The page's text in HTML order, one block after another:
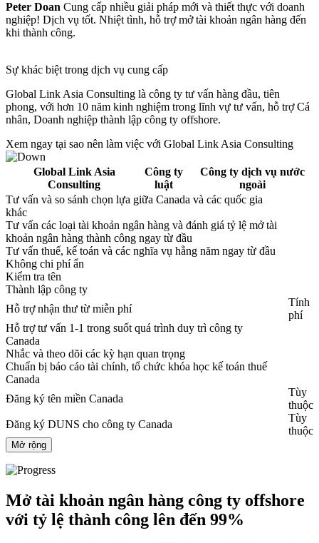
Peter Doan Cung cấp nhiều giải pháp mới và thiết thực với doanh
nghiệp! Dịch vụ tốt. Nhiệt tình, hỗ trợ mở tài khoản ngân hàng đến
khi thành công.
Sự khác biệt trong dịch vụ cung cấp
Global Link Asia Consulting là công ty tư vấn hàng đầu, tiên
phong, với hơn 10 năm kinh nghiệm trong lĩnh vự tư vấn, hỗ trợ Cá
nhân, Doanh nghiệp thành lập công ty offshore.
Xem ngay tại sao nên làm việc với Global Link Asia Consulting
Global Link Asia
Consulting
Công ty
luật
Công ty dịch vụ nước
ngoài
Tư vấn và so sánh chọn lựa giữa Canada và các quốc gia
khác
Tư vấn các loại tài khoản ngân hàng và đánh giá tỷ lệ mở tài
khoản ngân hàng thành công ngay từ đầu
Tư vấn thuế, kế toán và các nghĩa vụ hằng năm ngay từ đầu
Không chi phí ẩn
Kiểm tra tên
Thành lập công ty
Hỗ trợ nhận thư từ miễn phí
Tính
phí
Hỗ trợ tư vấn 1-1 trong suốt quá trình duy trì công ty
Canada
Nhắc và theo dõi các kỳ hạn quan trọng
Chuẩn bị báo cáo tài chính, tổ chức khóa học kế toán thuế
Canada
Đăng ký tên miền Canada
Tùy
thuộc
Đăng ký DUNS cho công ty Canada
Tùy
thuộc
Mở rộng
Mở tài khoản ngân hàng công ty offshore
với tỷ lệ thành công lên đến 99%